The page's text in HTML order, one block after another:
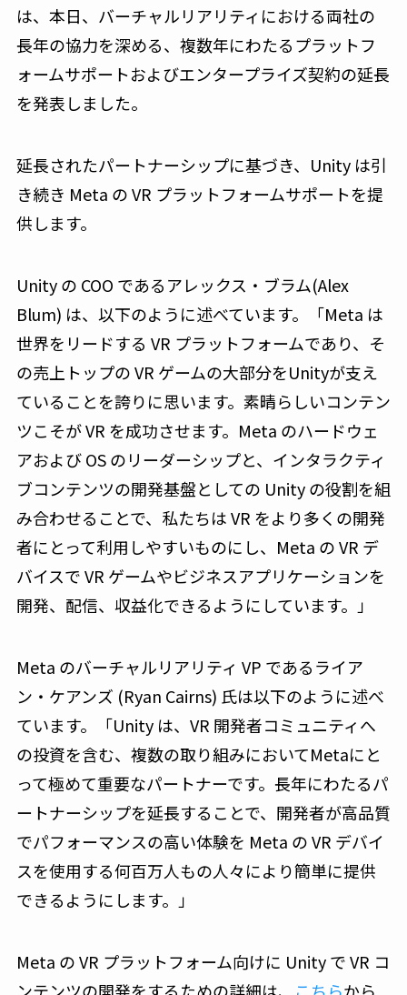
は、本日、バーチャルリアリティにおける両社の
長年の協力を深める、複数年にわたるプラットフ
ォームサポートおよびエンタープライズ契約の延長
を発表しました。
延長されたパートナーシップに基づき、Unity は引
き続き Meta の VR プラットフォームサポートを提
供します。
Unity の COO であるアレックス・ブラム(Alex
Blum) は、以下のように述べています。「Meta は
世界をリードする VR プラットフォームであり、そ
の売上トップの VR ゲームの大部分をUnityが支え
ていることを誇りに思います。素晴らしいコンテン
ツこそが VR を成功させます。Meta のハードウェ
アおよび OS のリーダーシップと、インタラクティ
ブコンテンツの開発基盤としての Unity の役割を組
み合わせることで、私たちは VR をより多くの開発
者にとって利用しやすいものにし、Meta の VR デ
バイスで VR ゲームやビジネスアプリケーションを
開発、配信、収益化できるようにしています。」
Meta のバーチャルリアリティ VP であるライア
ン・ケアンズ (Ryan Cairns) 氏は以下のように述べ
ています。「Unity は、VR 開発者コミュニティへ
の投資を含む、複数の取り組みにおいてMetaにと
って極めて重要なパートナーです。長年にわたるパ
ートナーシップを延長することで、開発者が高品質
でパフォーマンスの高い体験を Meta の VR デバイ
スを使用する何百万人もの人々により簡単に提供
できるようにします。」
Meta の VR プラットフォーム向けに Unity で VR コ
ンテンツの開発をするための詳細は、
こちらから